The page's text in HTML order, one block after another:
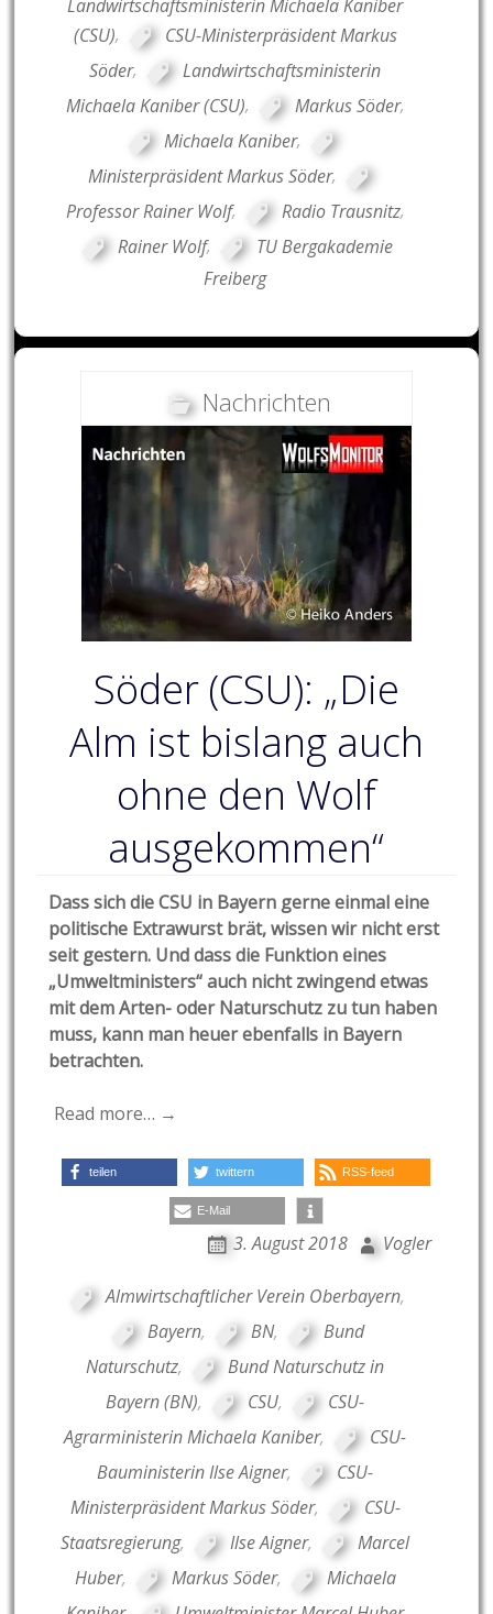
Landwirtschaftsministerin Michaela Kaniber
(CSU),
CSU-Ministerpräsident Markus
Söder,
Landwirtschaftsministerin
Michaela Kaniber (CSU), Markus Söder,
Michaela Kaniber,
Ministerpräsident Markus Söder,
Professor Rainer Wolf, Radio Trausnitz,
Rainer Wolf,
TU Bergakademie
Freiberg
Nachrichten
Söder (CSU): „Die
Alm ist bislang auch
ohne den Wolf
ausgekommen“
Dass sich die CSU in Bayern gerne einmal eine
politische Extrawurst brät, wissen wir nicht erst
seit gestern. Und dass die Funktion eines
„Umweltministers“ auch nicht zwingend etwas
mit dem Arten- oder Naturschutz zu tun haben
muss, kann man heuer ebenfalls in Bayern
betrachten.
Read more… →
teilen twittern RSS-feed
E-Mail
3. August 2018 Vogler
Almwirtschaftlicher Verein Oberbayern,
Bayern, BN,
Bund
Naturschutz,
Bund Naturschutz in
Bayern (BN), CSU,
CSU-
Agrarministerin Michaela Kaniber,
CSU-
Bauministerin Ilse Aigner,
CSU-
Ministerpräsident Markus Söder,
CSU-
Staatsregierung, Ilse Aigner,
Marcel
Huber, Markus Söder,
Michaela